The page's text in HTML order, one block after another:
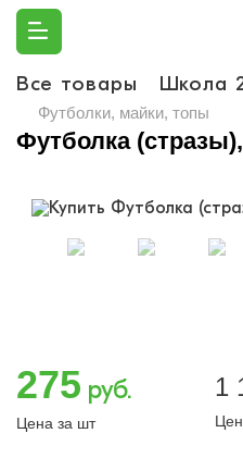
Все товары Школа
Футболки, майки, топы
Футболка
275 руб.
Цена за шт
1